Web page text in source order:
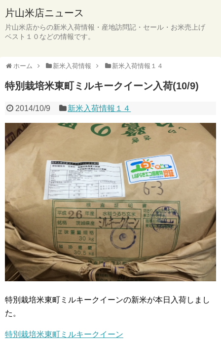
片山米店ニュース
片山米店からの新米入荷情報・産地訪問記・セール・お米売上げ
ベスト１０などの情報です。
ホーム 新米入荷情報 新米入荷情報１４
特別栽培米東町ミルキークイーン入荷(10/9)
2014/10/9 新米入荷情報１４
特別栽培米東町ミルキークイーンの新米が本日入荷しまし
た。
特別栽培米東町ミルキークイーン